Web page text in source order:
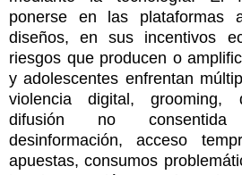
ponerse en las plataformas
diseños, en sus incentivos
riesgos que producen o
y adolescentes enfrentan
violencia digital, grooming,
difusión no
desinformación, acceso
apuestas, consumos